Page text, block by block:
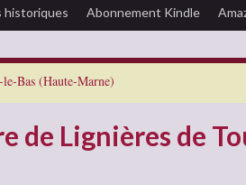
historiques Abonnement Kindle
Bas (Haute-Marne)
de Lignières de